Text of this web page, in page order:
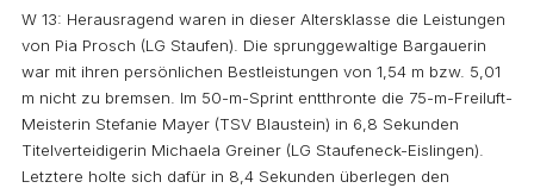
W 13: Herausragend waren in dieser Altersklasse die Leistungen
von Pia Prosch (LG Staufen). Die sprunggewaltige Bargauerin
war mit ihren persönlichen Bestleistungen von 1,54 m bzw. 5,01
m nicht zu bremsen. Im 50-m-Sprint entthronte die 75-m-Freiluft-
Meisterin Stefanie Mayer (TSV Blaustein) in 6,8 Sekunden
Titelverteidigerin Michaela Greiner (LG Staufeneck-Eislingen).
Letztere holte sich dafür in 8,4 Sekunden überlegen den